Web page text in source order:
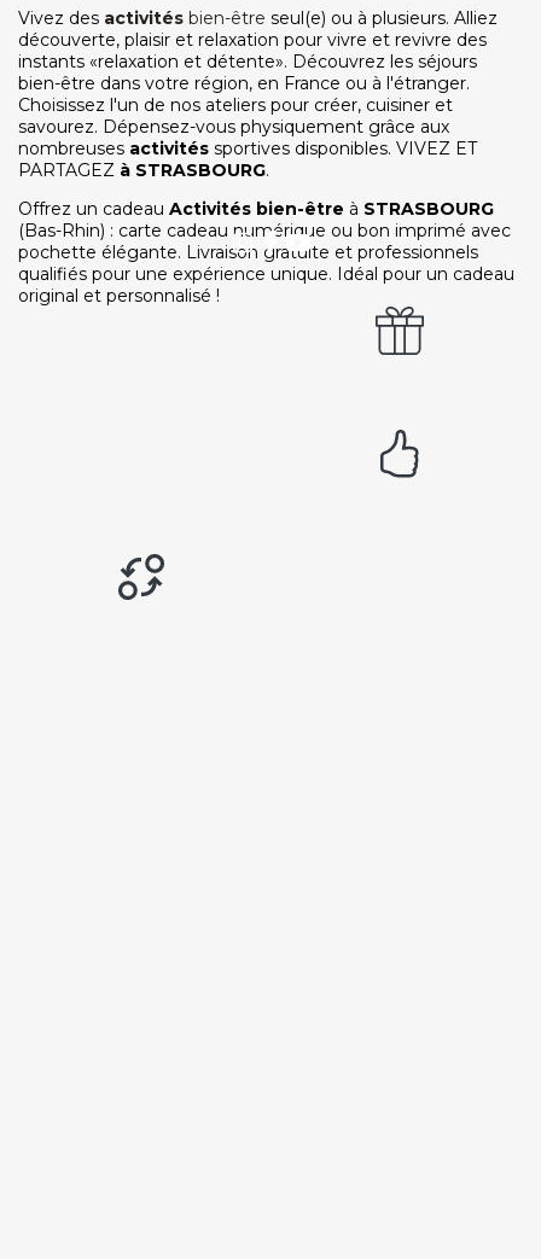
Vivez des activités bien-être seul(e) ou à plusieurs. Alliez
découverte, plaisir et relaxation pour vivre et revivre des
instants «relaxation et détente». Découvrez les séjours
bien-être dans votre région, en France ou à l'étranger.
Choisissez l'un de nos ateliers pour créer, cuisiner et
savourez. Dépensez-vous physiquement grâce aux
nombreuses activités sportives disponibles. VIVEZ ET
PARTAGEZ à STRASBOURG.
Offrez un cadeau Activités bien-être à STRASBOURG
(Bas-Rhin) : carte cadeau numérique ou bon imprimé avec
pochette élégante. Livraison gratuite et professionnels
qualifiés pour une expérience unique. Idéal pour un cadeau
original et personnalisé !
Notre service client est ouvert du lundi au vendredi
de 9h à 12h30 et de 14h à 18h
DEVENIR PARTENAIRE
Proposer mon établissement
Témoignages partenaires
RECRUTEMENT
Ouvrir une agence LeBienEtre.fr